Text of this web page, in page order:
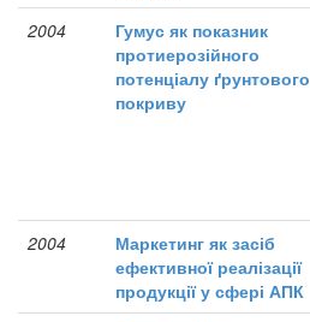
2004
Гумус як показник
протиерозійного
потенціалу ґрунтового
покриву
2004
Маркетинг як засіб
ефективної реалізації
продукції у сфері АПК